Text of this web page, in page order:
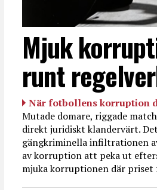
Mjuk
runt
När fotbollens korruption
Mutade domare, riggade
direkt juridiskt klandervärt.
gängkriminella infiltrationen
av korruption att peka ut
mjuka korruptionen där